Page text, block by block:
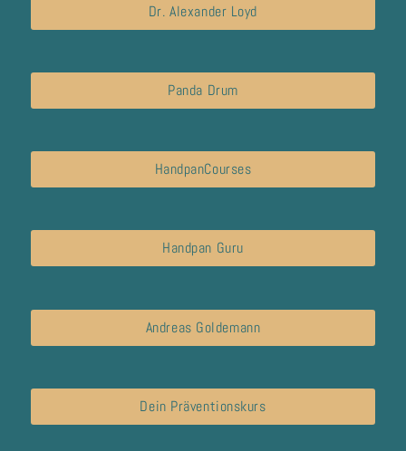
Dr. Alexander Loyd
Panda Drum
HandpanCourses
Handpan Guru
Andreas Goldemann
Dein Präventionskurs